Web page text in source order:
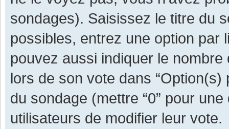
sondages). Saisissez le titre du
possibles, entrez une option par
pouvez aussi indiquer le
lors de son vote dans “Option(s)
du sondage (mettre “0” pour
utilisateurs de modifier leur vote.